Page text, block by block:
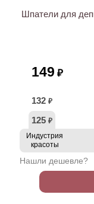
Шпатели для
149 ₽
132 ₽
125 ₽
Индустрия
красоты
Нашли дешевле?